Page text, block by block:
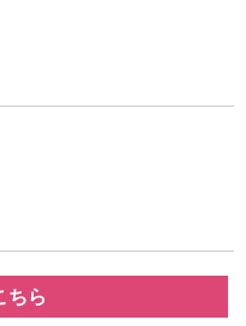
ちら